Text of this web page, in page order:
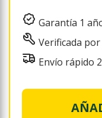
Garantía 1
Verificada
Envío rápido